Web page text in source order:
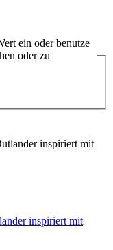
ein oder benutze
oder zu
inspiriert mit